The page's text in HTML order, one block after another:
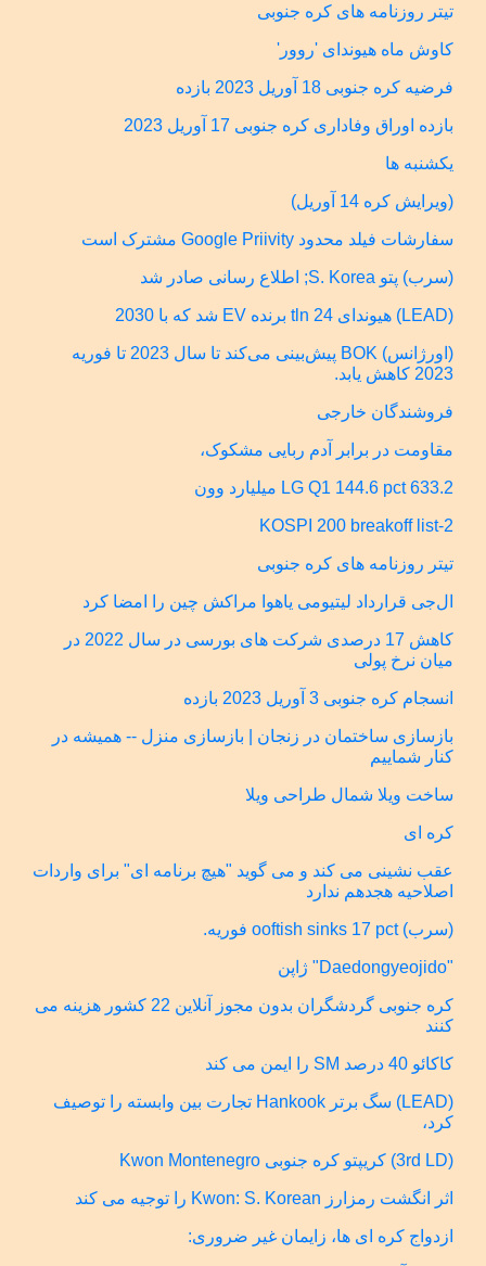
تیتر روزنامه های کره جنوبی
کاوش ماه هیوندای 'روور'
فرضیه کره جنوبی 18 آوریل 2023 بازده
بازده اوراق وفاداری کره جنوبی 17 آوریل 2023
یکشنبه ها
(ویرایش کره 14 آوریل)
سفارشات فیلد محدود Google Priivity مشترک است
(سرب) پتو S. Korea; اطلاع رسانی صادر شد
(LEAD) هیوندای 24 tln برنده EV شد که با 2030
(اورژانس) BOK پیش‌بینی می‌کند تا سال 2023 تا فوریه
2023 کاهش یابد.
فروشندگان خارجی
مقاومت در برابر آدم ربایی مشکوک،
LG Q1 144.6 pct 633.2 میلیارد وون
KOSPI 200 breakoff list-2
تیتر روزنامه های کره جنوبی
ال‌جی قرارداد لیتیومی یاهوا مراکش چین را امضا کرد
کاهش 17 درصدی شرکت های بورسی در سال 2022 در
میان نرخ پولی
انسجام کره جنوبی 3 آوریل 2023 بازده
بازسازی ساختمان در زنجان | بازسازی منزل -- همیشه در
کنار شماییم
ساخت ویلا شمال طراحی ویلا
کره ای
عقب نشینی می کند و می گوید "هیچ برنامه ای" برای واردات
اصلاحیه هجدهم ندارد
(سرب) ooftish sinks 17 pct فوریه.
"Daedongyeojido" ژاپن
کره جنوبی گردشگران بدون مجوز آنلاین 22 کشور هزینه می
کنند
کاکائو 40 درصد SM را ایمن می کند
(LEAD) سگ برتر Hankook تجارت بین وابسته را توصیف
کرد،
(3rd LD) کریپتو کره جنوبی Kwon Montenegro
اثر انگشت رمزارز Kwon: S. Korean را توجیه می کند
ازدواج کره ای ها، زایمان غیر ضروری: